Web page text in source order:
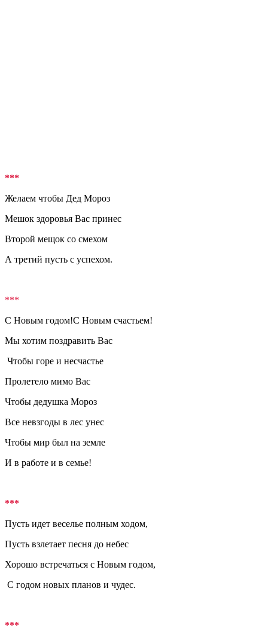
***
Желаем чтобы Дед Мороз
Мешок здоровья Вас принес
Второй мещок со смехом
А третий пусть с успехом.
***
С Новым годом!С Новым счастьем!
Мы хотим поздравить Вас
Чтобы горе и несчастье
Пролетело мимо Вас
Чтобы дедушка Мороз
Все невзгоды в лес унес
Чтобы мир был на земле
И в работе и в семье!
***
Пусть идет веселье полным ходом,
Пусть взлетает песня до небес
Хорошо встречаться с Новым годом,
С годом новых планов и чудес.
***